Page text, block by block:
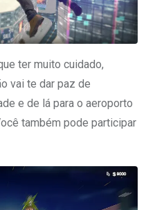
ter muito cuidado,
vai te dar paz de
e de lá para o aeroporto
também pode participar